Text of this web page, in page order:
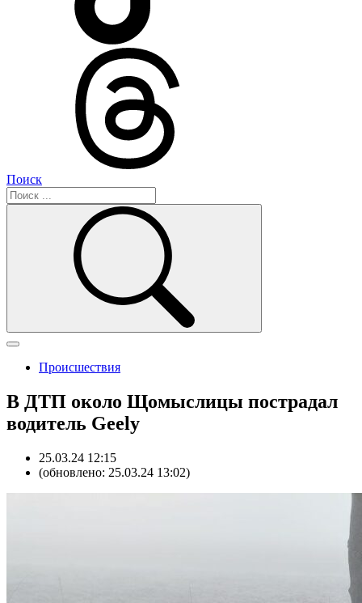
Поиск
Происшествия
В ДТП около Щомыслицы пострадал
водитель Geely
25.03.24 12:15
(обновлено: 25.03.24 13:02)